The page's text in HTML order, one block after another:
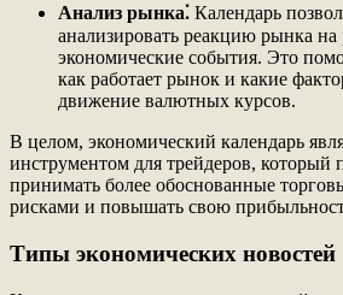
Анализ рынка⁚ Календарь
анализировать реакцию рынка на
экономические события. Это
как работает рынок и какие
движение валютных курсов.
В целом, экономический календарь
инструментом для трейдеров, который
принимать более обоснованные
рисками и повышать свою
Типы экономических новостей